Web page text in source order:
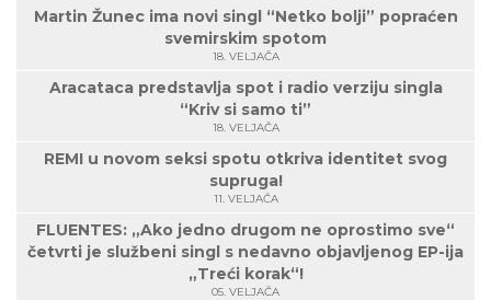
Martin Žunec ima novi singl “Netko bolji” popraćen
svemirskim spotom
18. VELJAČA
Aracataca predstavlja spot i radio verziju singla
“Kriv si samo ti”
18. VELJAČA
REMI u novom seksi spotu otkriva identitet svog
supruga!
11. VELJAČA
FLUENTES: „Ako jedno drugom ne oprostimo sve“
četvrti je službeni singl s nedavno objavljenog EP-ija
„Treći korak“!
05. VELJAČA